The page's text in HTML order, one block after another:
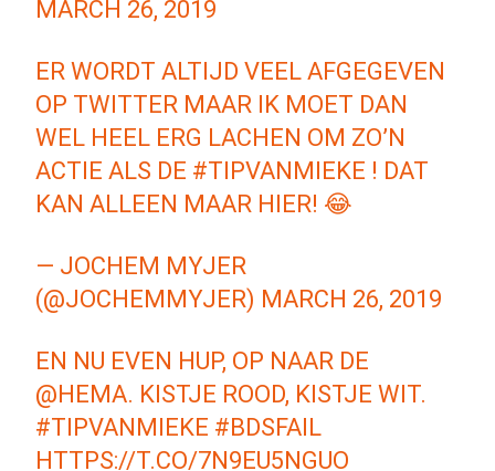
MARCH 26, 2019
ER WORDT ALTIJD VEEL AFGEGEVEN
OP TWITTER MAAR IK MOET DAN
WEL HEEL ERG LACHEN OM ZO’N
ACTIE ALS DE #TIPVANMIEKE ! DAT
KAN ALLEEN MAAR HIER! 😂
— JOCHEM MYJER
(@JOCHEMMYJER) MARCH 26, 2019
EN NU EVEN HUP, OP NAAR DE
@HEMA. KISTJE ROOD, KISTJE WIT.
#TIPVANMIEKE #BDSFAIL
HTTPS://T.CO/7N9EU5NGUO